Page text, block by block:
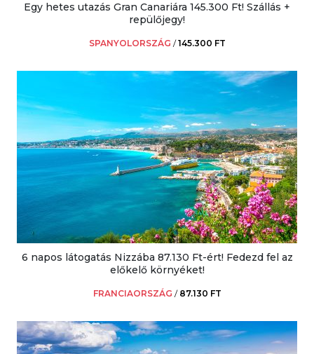
Egy hetes utazás Gran Canariára 145.300 Ft! Szállás +
repülőjegy!
SPANYOLORSZÁG /145.300 FT
6 napos látogatás Nizzába 87.130 Ft-ért! Fedezd fel az
előkelő környéket!
FRANCIAORSZÁG / 87.130 FT